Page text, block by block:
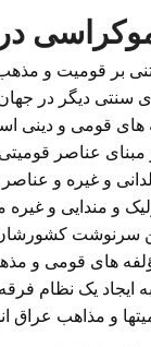
بر قومیت و
سنتی دیگر در
های قومی و دینی
مبنای عناصر
و غیره و
و مندایی و غیره
سرنوشت
های قومی و
یک نظام فرقه
و مذاهب عراق